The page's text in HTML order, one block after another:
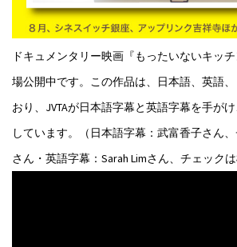
ドキュメンタリー映画『もったいないキッ
場公開中です。この作品は、日本語、英語
おり、JVTAが日本語字幕と英語字幕を手が
しています。（日本語字幕：武富香子さん
さん・英語字幕：Sarah Limさん、チェックは